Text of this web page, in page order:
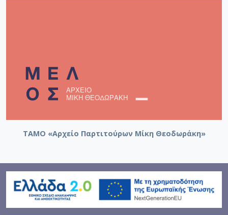
ΤΑΜΟ «Αρχείο Παρτιτούρων Μίκη Θεοδωράκη»